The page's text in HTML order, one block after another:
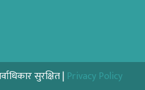
सुरक्षित | Privacy Policy